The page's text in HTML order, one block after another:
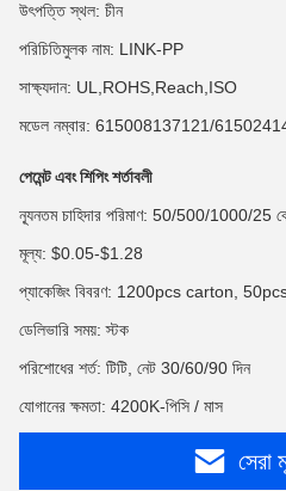
উৎপত্তি স্থল: চীন
পরিচিতিমুলক নাম: LINK-PP
সাক্ষ্যদান: UL,ROHS,Reach,ISO
মডেল নম্বার: 615008137121/
পেমেন্ট এবং শিপিং শর্তাবলী
ন্যূনতম চাহিদার পরিমাণ: 50/500/1000/25
মূল্য: $0.05-$1.28
প্যাকেজিং বিবরণ: 1200pcs carton,
ডেলিভারি সময়: স্টক
পরিশোধের শর্ত: টিটি, নেট 30/60/90 দিন
যোগানের ক্ষমতা: 4200K-পিসি / মাস
সেরা